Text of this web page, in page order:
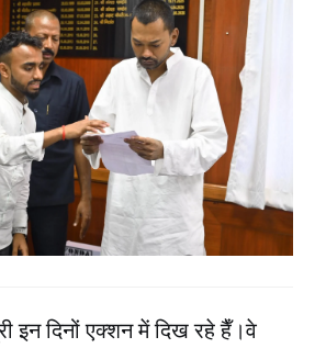
इन दिनों एक्शन में दिख रहे हैँ।वे